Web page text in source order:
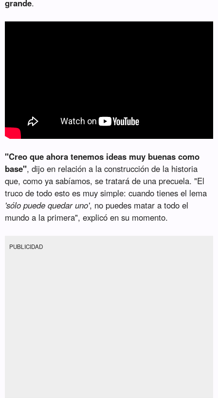
grande.
"Creo que ahora tenemos ideas muy buenas como
base", dijo en relación a la construcción de la historia
que, como ya sabíamos, se tratará de una precuela. "El
truco de todo esto es muy simple: cuando tienes el lema
'sólo puede quedar uno', no puedes matar a todo el
mundo a la primera", explicó en su momento.
PUBLICIDAD